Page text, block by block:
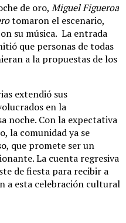
de oro, Miguel Figueroa
tomaron el escenario,
su música. La entrada
que personas de todas
a la propuestas de los
extendió sus
en la
noche. Con la expectativa
la comunidad ya se
que promete ser un
La cuenta regresiva
de fiesta para recibir a
a esta celebración cultural